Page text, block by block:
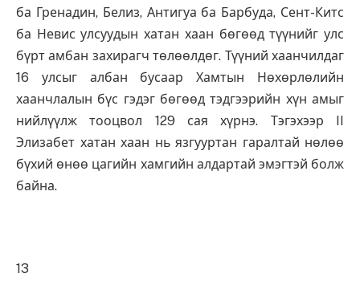
ба Гренадин, Белиз, Антигуа ба Барбуда, Сент-Китс
ба Невис улсуудын хатан хаан бөгөөд түүнийг улс
бүрт амбан захирагч төлөөлдөг. Түүний хаанчилдаг
16 улсыг албан бусаар Хамтын Нөхөрлөлийн
хаанчлалын бүс гэдэг бөгөөд тэдгээрийн хүн амыг
нийлүүлж тооцвол 129 сая хүрнэ. Тэгэхээр II
Элизабет хатан хаан нь язгууртан гаралтай нөлөө
бүхий өнөө цагийн хамгийн алдартай эмэгтэй болж
байна.
13